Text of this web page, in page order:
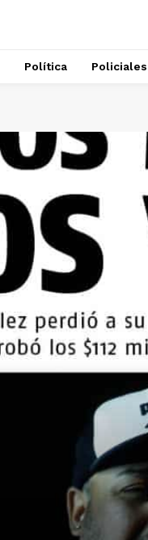
Política Policiales